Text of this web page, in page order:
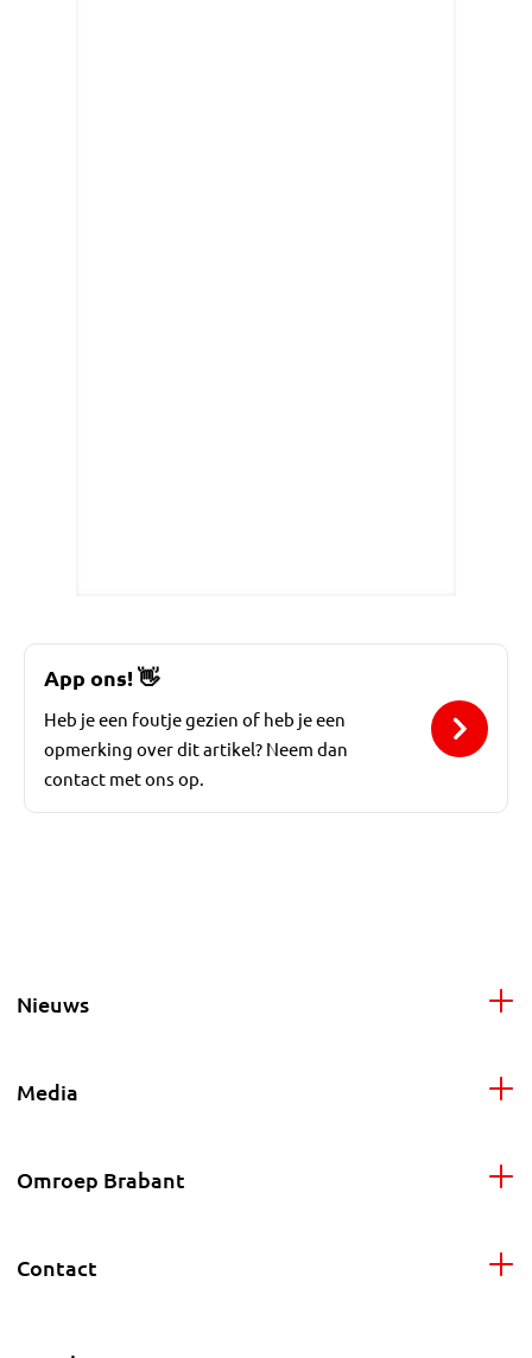
App ons!👋
Heb je een foutje gezien of heb je een
opmerking over dit artikel? Neem dan
contact met ons op.
Nieuws
Media
Omroep Brabant
Contact